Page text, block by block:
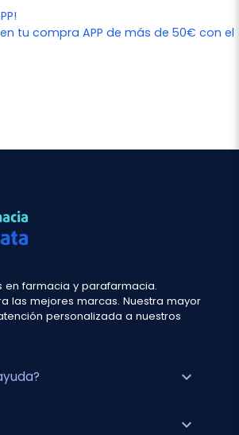
en tu compra APP de más de 50€ con el
en farmacia y parafarmacia.
las mejores marcas. Nuestra mayor
personalizada a nuestros
expand_more
expand_more